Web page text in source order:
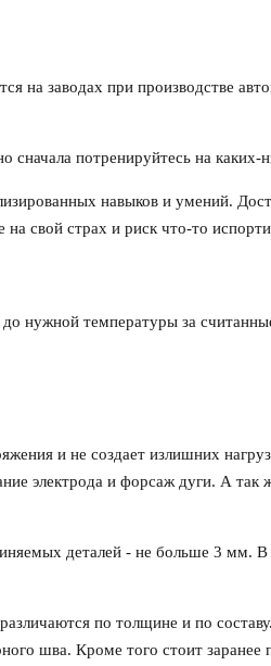
на заводах при производстве
сначала потренируйтесь на каких-
навыков и умений.
свой страх и риск что-то
нужной температуры за
и не создает излишних
электрода и форсаж дуги. А
деталей - не больше 3 мм.
по толщине и по
шва. Кроме того стоит заранее